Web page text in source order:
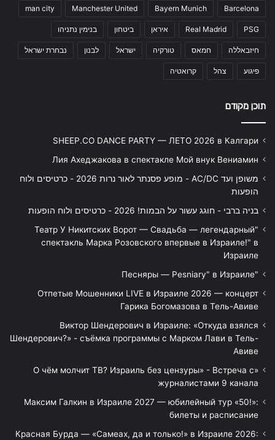
Barcelona
Bayern Munich
Manchester United
man city
PSG
Real Madrid איראן ביטחון בנימין נתניהו
חיזבאללה חמאס טורקיה ישראל לבנון נבחרת ישראל
פיגוע צהל קרואטיה
תוכן מקודם
SHEEP.CO DANCE PARTY — ЛЕТО 2026 в Калгари
Лия Ахеджакова в спектакле Мой внук Вениамин
משופן ועד AC/DC - מופע פסנתר לאור נרות 2026 - כרטיסים ולוח
הופעות
בניה ברבי - חוגג עשור על הבמות! 2026 - כרטיסים ולוח הופעות
"Театр У Никитских Ворот — Свадьба — легендарный
спектакль Марка Розовского впервые в Израиле!" в
Израиле
"Песняры — Pesniary" в Израиле
Отпетые Мошенники LIVE в Израиле 2026 — концерт
Гарика Богомазова в Тель-Авиве
Виктор Шендерович в Израиле: «Откуда взялся
Шендерович?» - съёмка программы с Марком Лави в Тель-
Авиве
«О чём молчит ТВ? Израиль без цензуры» - Встреча с
журналистами 9 канала
Максим Галкин в Израиле 2027 — юбилейный тур «50!»:
билеты и расписание
Красная Бурда — «Самеах, да и только!» в Израиле 2026: